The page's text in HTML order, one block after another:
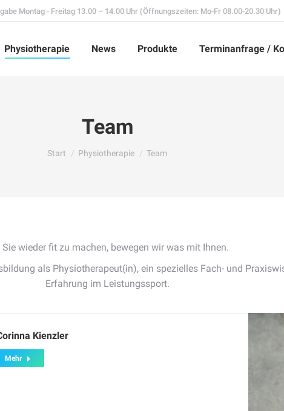
Montag - Freitag 13.00 – 14.00 Uhr (Öffnungszeiten: Mo-Fr 08.00-20.30 Uhr)
Physiotherapie News Produkte Terminanfrage /
Team
Sie befinden sich hier:
Start Physiotherapie Team
Sie wieder fit zu machen, bewegen wir was mit Ihnen.
als Physiotherapeut(in), ein spezielles Fach- und
Erfahrung im Leistungssport.
Kienzler
Mehr